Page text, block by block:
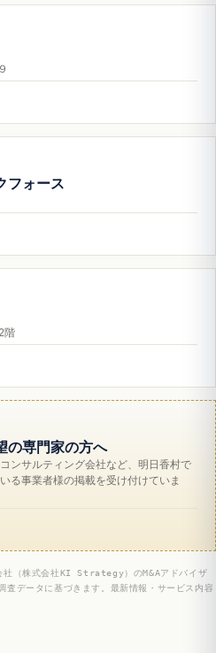
フォース
階
の専門家の方へ
ンサルティング会社など、明日香村で
る事業者様の掲載を受け付けていま
社（株式会社KI Strategy）のM&Aアドバイザ
査データに基づきます。最新情報・サービス内容